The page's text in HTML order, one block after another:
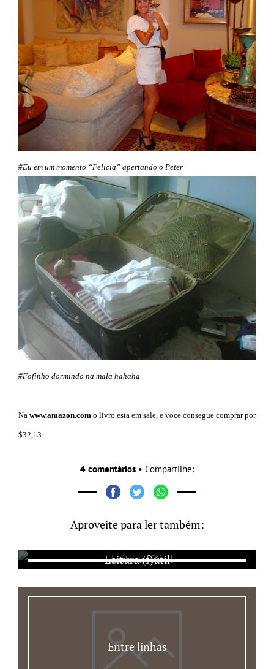
#Eu em um momento “Felicia” apertando o Peter
#Fofinho dormindo na mala hahaha
Na www.amazon.com o livro esta em sale, e voce consegue comprar por
$32,13.
4 comentários • Compartilhe:
Aproveite para ler também:
Leitura (f)útil
Entre linhas